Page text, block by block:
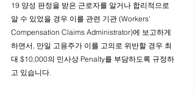
19 양성 판정을 받은 근로자를 알거나 합리적으로
알 수 있었을 경우 이를 관련 기관 (Workers'
Compensation Claims Administrator)에 보고하게
하면서, 만일 고용주가 이를 고의로 위반할 경우 최
대 $10,000의 민사상 Penalty를 부담하도록 규정하
고 있습니다.